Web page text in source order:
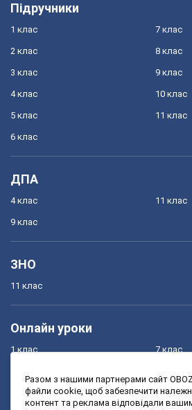
Підручники
1 клас
2 клас
3 клас
4 клас
5 клас
6 клас
7 клас
8 клас
9 клас
10 клас
11 клас
ДПА
4 клас
9 клас
11 клас
ЗНО
11 клас
Онлайн уроки
1 клас
3 клас
7 клас
9 клас
Разом з нашими партнерами сайт
файли cookie, щоб забезпечити
контент та реклама відповідали